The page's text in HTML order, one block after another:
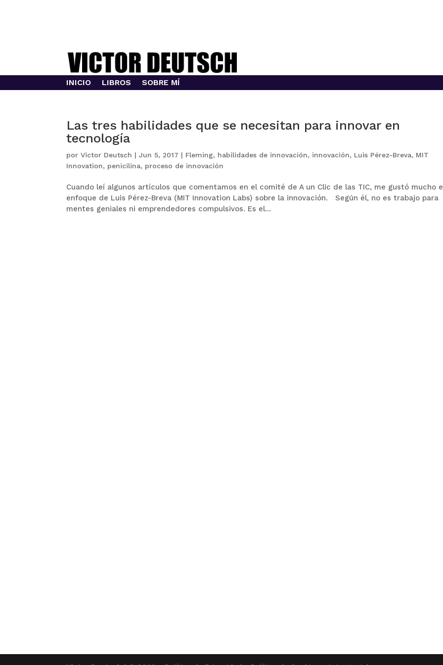
INICIO LIBROS SOBRE MÍ
Las tres habilidades que se necesitan para innovar en
tecnología
porVictor Deutsch |Jun 5, 2017 | Fleming, habilidades de innovación, innovación, Luis Pérez-Breva, MIT
Innovation, penicilina, proceso de innovación
Cuando leí algunos artículos que comentamos en el comité de A un Clic de las TIC, me gustó mucho
enfoque de Luis Pérez-Breva (MIT Innovation Labs) sobre la innovación. Según él, no es trabajo para
mentes geniales ni emprendedores compulsivos. Es el...